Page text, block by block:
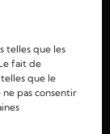
telles que les
fait de
que le
pas consentir